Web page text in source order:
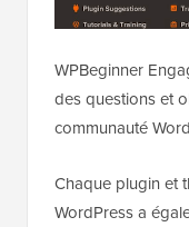
WPBeginner
des questions et
communauté
Chaque plugin et
WordPress a